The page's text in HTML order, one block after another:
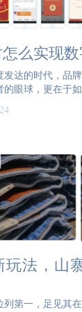
么实现
发达的时代，品
眼球，更在于如
企业推广的重要
玩法，山
列第一，足见其